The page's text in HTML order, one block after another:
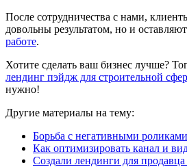
После сотрудничества с нами,
довольны результатом, но и оставляют
работе.
Хотите сделать ваш бизнес лучше?
лендинг пэйдж для строительной
нужно!
Другие материалы на тему:
Борьба с негативными
Как оптимизировать канал и
Создали лендинги для